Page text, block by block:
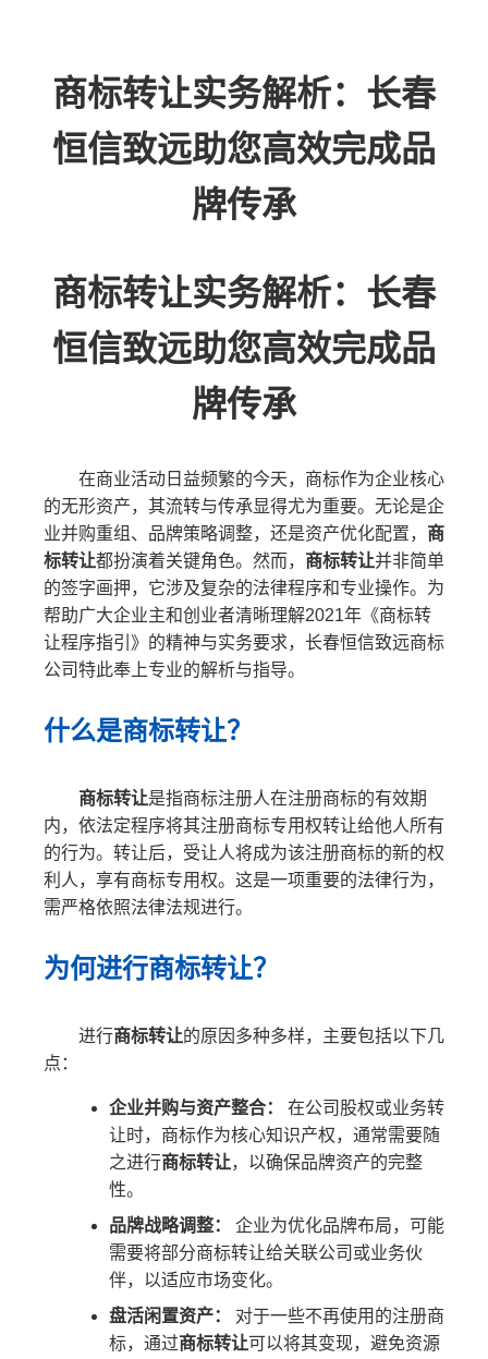
商标转让实务解析：长春
恒信致远助您高效完成品
牌传承
商标转让实务解析：长春
恒信致远助您高效完成品
牌传承
在商业活动日益频繁的今天，商标作为企业核心
的无形资产，其流转与传承显得尤为重要。无论是企
业并购重组、品牌策略调整，还是资产优化配置， 商
标转让都扮演着关键角色。然而， 商标转让并非简单
的签字画押，它涉及复杂的法律程序和专业操作。为
帮助广大企业主和创业者清晰理解2021年《商标转
让程序指引》的精神与实务要求，长春恒信致远商标
公司特此奉上专业的解析与指导。
什么是商标转让？
商标转让是指商标注册人在注册商标的有效期
内，依法定程序将其注册商标专用权转让给他人所有
的行为。转让后，受让人将成为该注册商标的新的权
利人，享有商标专用权。这是一项重要的法律行为，
需严格依照法律法规进行。
为何进行商标转让？
进行商标转让的原因多种多样，主要包括以下几
点：
企业并购与资产整合：
在公司股权或业务转
让时，商标作为核心知识产权，通常需要随
之进行商标转让，以确保品牌资产的完整
性。
品牌战略调整：
企业为优化品牌布局，可能
需要将部分商标转让给关联公司或业务伙
伴，以适应市场变化。
盘活闲置资产：
对于一些不再使用的注册商
标，通过商标转让可以将其变现，避免资源